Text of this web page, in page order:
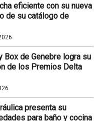
eficiente con su nueva
de su catálogo de
Box de Genebre logra su
de los Premios Delta
presenta su
para baño y cocina